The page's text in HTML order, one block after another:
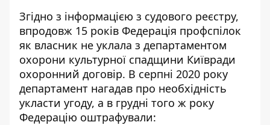
Згідно з інформацією з судового реєстру,
впродовж 15 років Федерація профспілок
як власник не уклала з департаментом
охорони культурної спадщини Київради
охоронний договір. В серпні 2020 року
департамент нагадав про необхідність
укласти угоду, а в грудні того ж року
Федерацію оштрафували: